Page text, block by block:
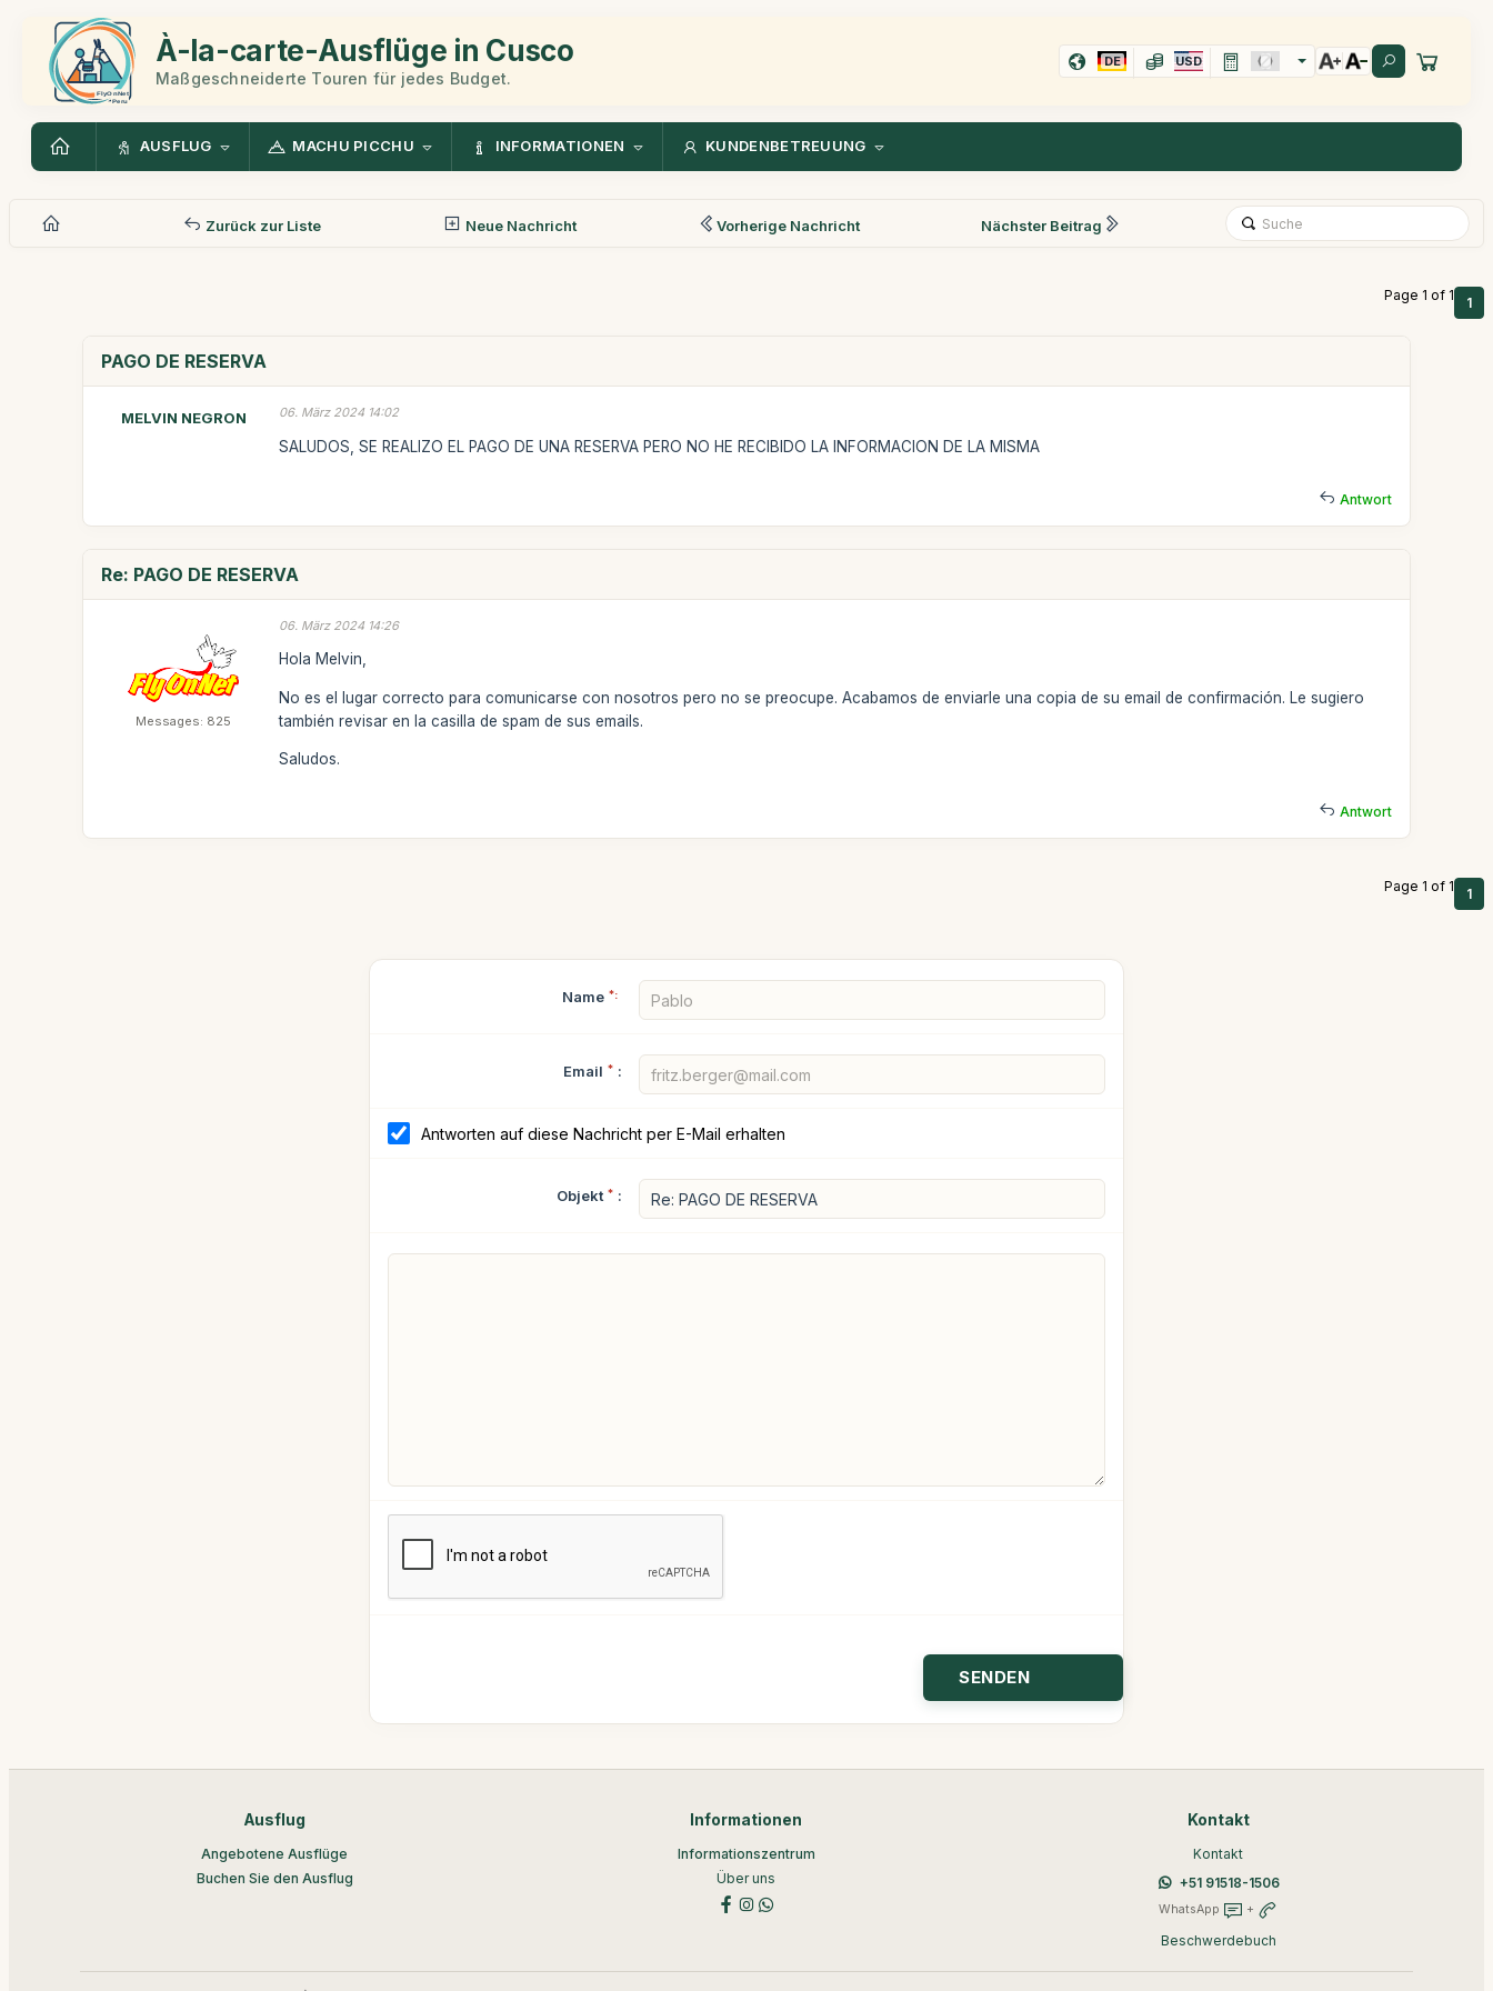
À-la-carte-Ausflüge in Cusco
Maßgeschneiderte Touren für jedes Budget.
DE USD
AUSFLUG MACHU PICCHU INFORMATIONEN KUNDENBETREUUNG
Zurück zur Liste Neue Nachricht Vorherige Nachricht Nächster Beitrag
Page 1 of 1 1
PAGO DE RESERVA
MELVIN NEGRON 06. März 2024 14:02
SALUDOS, SE REALIZO EL PAGO DE UNA RESERVA PERO NO HE RECIBIDO LA INFORMACION DE LA MISMA
Antwort
Re: PAGO DE RESERVA
Messages: 825
06. März 2024 14:26
Hola Melvin,
No es el lugar correcto para comunicarse con nosotros pero no se preocupe. Acabamos de enviarle una copia de su email de confirmación. Le sugiero
también revisar en la casilla de spam de sus emails.
Saludos.
Antwort
Page 1 of 1 1
Name *:
Email * :
Antworten auf diese Nachricht per E-Mail erhalten
Objekt * :
Ausflug
Angebotene Ausflüge
Buchen Sie den Ausflug
Informationen
Informationszentrum
Über uns
Kontakt
Kontakt
+51 91518-1506
WhatsApp +
Beschwerdebuch